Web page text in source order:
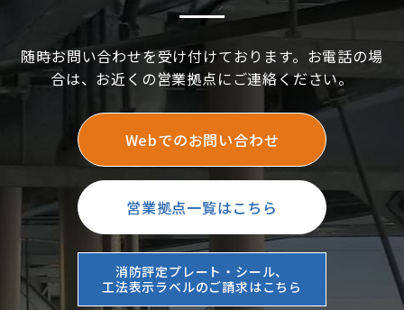
随時お問い合わせを受け付けております。お電話の場
合は、お近くの営業拠点にご連絡ください。
Webでのお問い合わせ
営業拠点一覧はこちら
消防評定プレート・シール、
工法表示ラベルのご請求はこちら